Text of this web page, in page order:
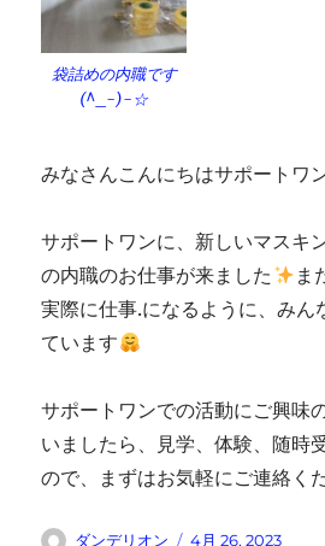
袋詰めの内職です
(^_-)-☆
みなさんこんにちはサポートワ
サポートワンに、新しいマスキ
の内職のお仕事が来ました
ま
実際に仕事.になるように、みん
ています
サポートワンでの活動にご興味
いましたら、見学、体験、随時
ので、まずはお気軽にご連絡く
投
ダンデリオン
投
4月 26, 2023